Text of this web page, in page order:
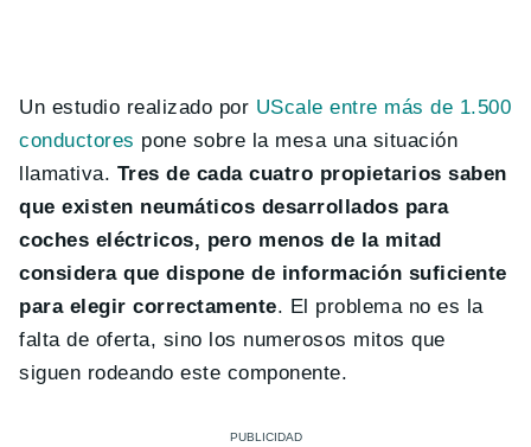
Un estudio realizado por UScale entre más de 1.500
conductores pone sobre la mesa una situación
llamativa. Tres de cada cuatro propietarios saben
que existen neumáticos desarrollados para
coches eléctricos, pero menos de la mitad
considera que dispone de información suficiente
para elegir correctamente. El problema no es la
falta de oferta, sino los numerosos mitos que
siguen rodeando este componente.